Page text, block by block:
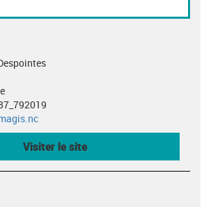
Visiter le site